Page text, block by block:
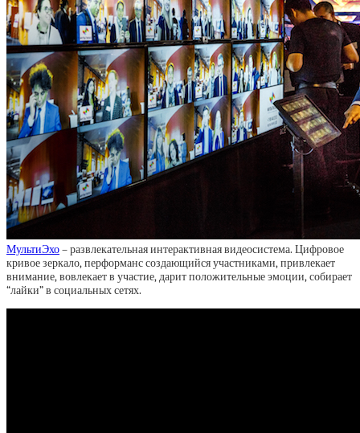
МультиЭхо– развлекательная интерактивная видеосистема. Цифровое
кривое зеркало, перформанс создающийся участниками, привлекает
внимание, вовлекает в участие, дарит положительные эмоции, собирает
“лайки” в социальных сетях.